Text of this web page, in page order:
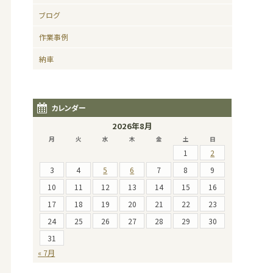
ブログ
作業事例
納車
カレンダー
2026年8月
月 火 水 木 金 土 日
1
2
3
4 5 6 7 8
9
10
11 12 13 14 15
16
17
18 19 20 21 22
23
24
25 26 27 28 29
30
31
« 7月